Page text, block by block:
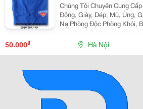
Chúng Tôi Chuyên Cung
Động, Giày, Dép, Mũ, Ủng,
Nạ Phòng Độc Phòng Khói,
Dây An Toàn, Vẹ Sinh Công
Lau Màu, Và Các Thiết Bị
50.000₫ Hà Nội